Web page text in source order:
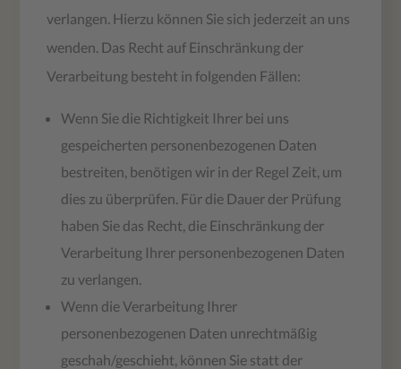
verlangen. Hierzu können Sie sich jederzeit an uns
wenden. Das Recht auf Einschränkung der
Verarbeitung besteht in folgenden Fällen:
Wenn Sie die Richtigkeit Ihrer bei uns
gespeicherten personenbezogenen Daten
bestreiten, benötigen wir in der Regel Zeit, um
dies zu überprüfen. Für die Dauer der Prüfung
haben Sie das Recht, die Einschränkung der
Verarbeitung Ihrer personenbezogenen Daten
zu verlangen.
Wenn die Verarbeitung Ihrer
personenbezogenen Daten unrechtmäßig
geschah/geschieht, können Sie statt der